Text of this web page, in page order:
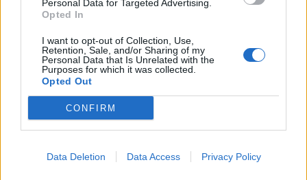
Personal Data for Targeted Advertising.
Opted In
I want to opt-out of Collection, Use,
Retention, Sale, and/or Sharing of my
Personal Data that Is Unrelated with the
Purposes for which it was collected.
Opted Out
CONFIRM
Data Deletion Data Access Privacy Policy
Το 1995 ο Άκης Τσοχατζόπουλος διετέλεσε
ιδιότητα αυτή εκπροσώπησε την Ελλάδα στη